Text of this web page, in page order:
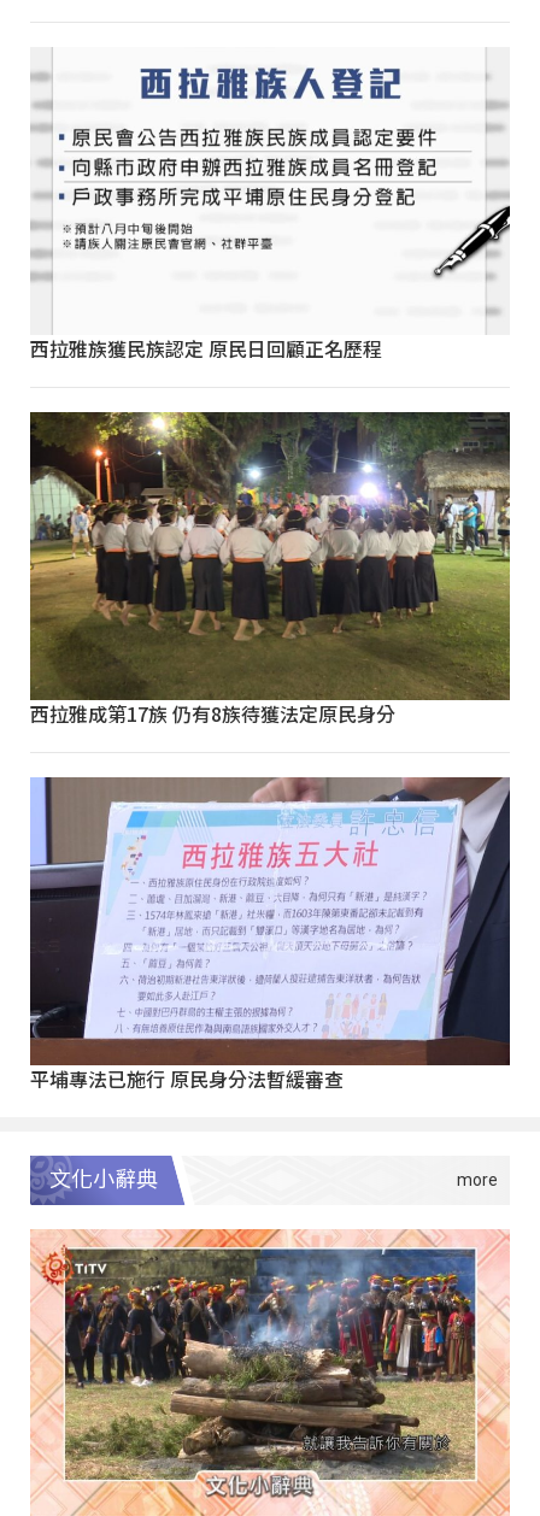
西拉雅族獲民族認定 原民日回顧正名歷程
西拉雅成第17族 仍有8族待獲法定原民身分
平埔專法已施行 原民身分法暫緩審查
文化小辭典